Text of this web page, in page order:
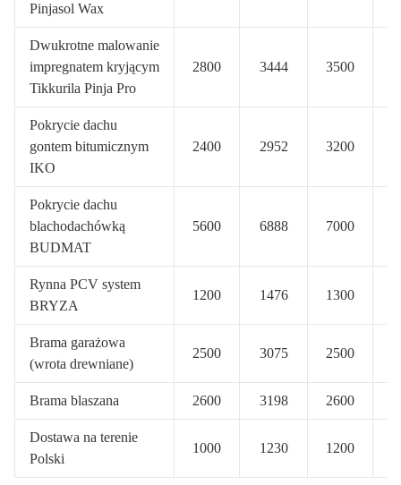
Pinjasol Wax
Dwukrotne malowanie
impregnatem kryjącym
Tikkurila Pinja Pro
2800 3444 3500
Pokrycie dachu
gontem bitumicznym
IKO
2400 2952 3200
Pokrycie dachu
blachodachówką
BUDMAT
5600 6888 7000
Rynna PCV system
BRYZA
1200 1476 1300
Brama garażowa
(wrota drewniane)
2500 3075 2500
Brama blaszana 2600 3198 2600
Dostawa na terenie
Polski
1000 1230 1200